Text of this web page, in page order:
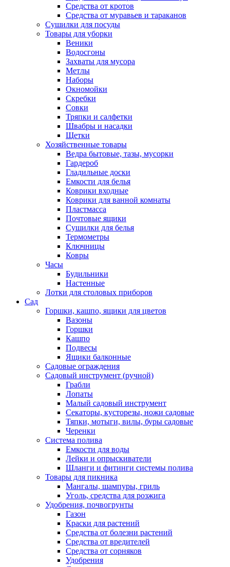
Средства от кротов
Средства от муравьев и тараканов
Сушилки для посуды
Товары для уборки
Веники
Водосгоны
Захваты для мусора
Метлы
Наборы
Окномойки
Скребки
Совки
Тряпки и салфетки
Швабры и насадки
Щетки
Хозяйственные товары
Ведра бытовые, тазы, мусорки
Гардероб
Гладильные доски
Емкости для белья
Коврики входные
Коврики для ванной комнаты
Пластмасса
Почтовые ящики
Сушилки для белья
Термометры
Ключницы
Ковры
Часы
Будильники
Настенные
Лотки для столовых приборов
Сад
Горшки, кашпо, ящики для цветов
Вазоны
Горшки
Кашпо
Подвесы
Ящики балконные
Садовые ограждения
Садовый инструмент (ручной)
Грабли
Лопаты
Малый садовый инструмент
Секаторы, кусторезы, ножи садовые
Тяпки, мотыги, вилы, буры садовые
Черенки
Система полива
Емкости для воды
Лейки и опрыскиватели
Шланги и фитинги системы полива
Товары для пикника
Мангалы, шампуры, гриль
Уголь, средства для розжига
Удобрения, почвогрунты
Газон
Краски для растений
Средства от болезни растений
Средства от вредителей
Средства от сорняков
Удобрения